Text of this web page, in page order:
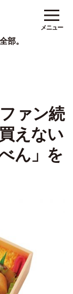
部。
メニュー
ァン続
えない
ん」を